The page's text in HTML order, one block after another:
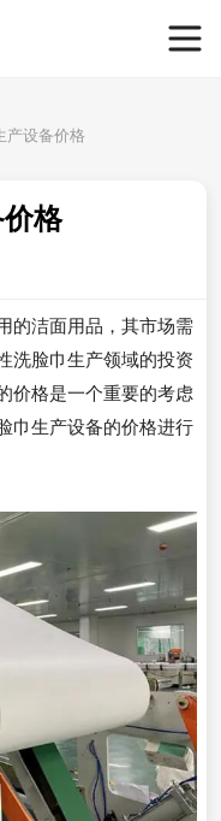
产设备价格
格
的洁面用品，其市场需
洗脸巾生产领域的投资
价格是一个重要的考虑
巾生产设备的价格进行